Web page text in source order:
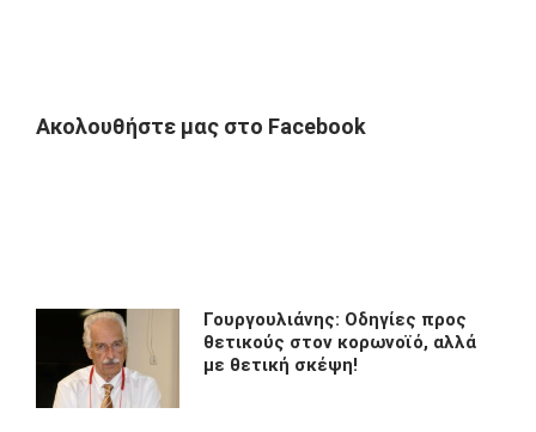
Ακολουθήστε μας στο Facebook
Γουργουλιάνης: Οδηγίες προς
θετικούς στον κορωνοϊό, αλλά
με θετική σκέψη!